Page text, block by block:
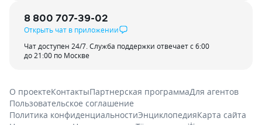
8 800 707-39-02
Открыть чат в приложении
Чат доступен 24/7. Служба поддержки отвечает с 6:00
до 21:00 по Москве
О проектеКонтактыПартнерская программаДля агентов
Пользовательское соглашение
Политика конфиденциальностиЭнциклопедияКарта сайта